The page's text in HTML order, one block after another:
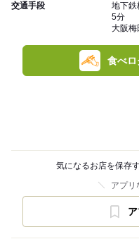
交通手段
地下鉄
5分
大阪梅
食べロ
気になるお店を保存
アプリ